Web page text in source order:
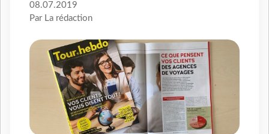
08.07.2019
Par La rédaction